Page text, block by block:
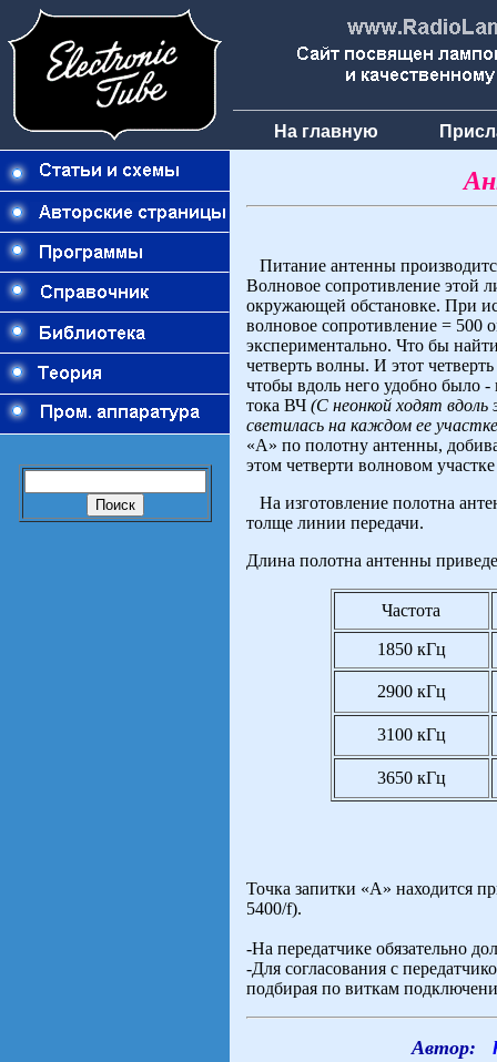
На главную
Питание антенны
Волновое сопротивление этой
окружающей обстановке. При
волновое сопротивление = 500
экспериментально. Что бы
четверть волны. И этот
чтобы вдоль него удобно было
тока ВЧ (С неонкой ходят
светилась на каждом ее
«А» по полотну антенны,
этом четверти волновом
На изготовление полотна
толще линии передачи.
Длина полотна антенны
Частота
1850 кГц
2900 кГц
3100 кГц
3650 кГц
Точка запитки «А» находится
5400/f).
-На передатчике обязательно
-Для согласования с
подбирая по виткам
Автор: